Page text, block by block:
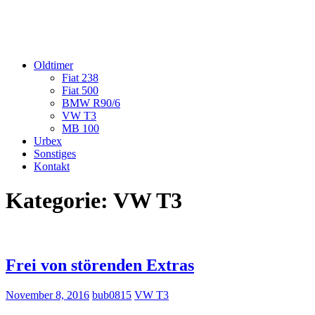
Oldtimer
Fiat 238
Fiat 500
BMW R90/6
VW T3
MB 100
Urbex
Sonstiges
Kontakt
Kategorie: VW T3
Frei von störenden Extras
November 8, 2016 bub0815 VW T3